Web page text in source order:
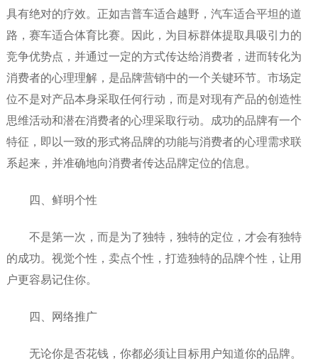
具有绝对的疗效。正如吉普车适合越野，汽车适合平坦的道
路，赛车适合体育比赛。因此，为目标群体提取具吸引力的
竞争优势点，并通过一定的方式传达给消费者，进而转化为
消费者的心理理解，是品牌营销中的一个关键环节。市场定
位不是对产品本身采取任何行动，而是对现有产品的创造性
思维活动和潜在消费者的心理采取行动。成功的品牌有一个
特征，即以一致的形式将品牌的功能与消费者的心理需求联
系起来，并准确地向消费者传达品牌定位的信息。
四、鲜明个性
不是第一次，而是为了独特，独特的定位，才会有独特
的成功。视觉个性，卖点个性，打造独特的品牌个性，让用
户更容易记住你。
四、网络推广
无论你是否花钱，你都必须让目标用户知道你的品牌。